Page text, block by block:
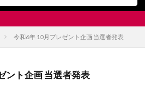
令和6年 10月プレゼント企画 当選者発表
ント企画 当選者発表